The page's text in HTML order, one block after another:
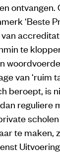
ontvangen.
‘Beste
van
te
van ‘ruim
beroept, is
reguliere
te maken,